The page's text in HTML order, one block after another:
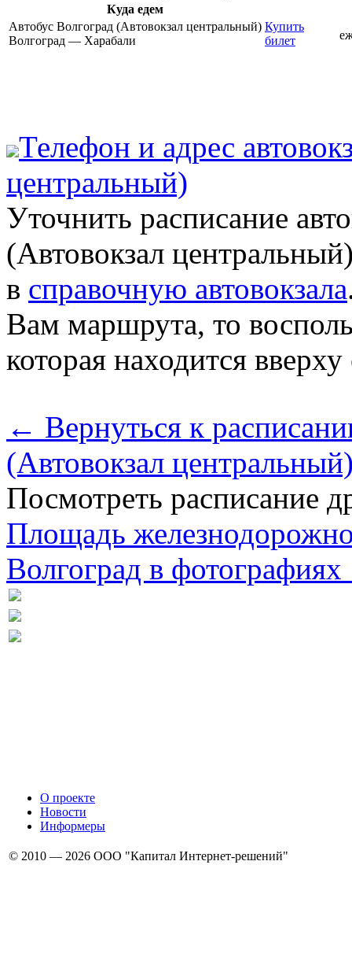
Куда едем
Автобус Волгоград (Автовокзал центральный)
Волгоград — Харабали
Купить
билет
Телефон и адрес
центральный)
Уточнить расписание
(Автовокзал
в справочную автовокзала
Вам маршрута, то
которая находится
← Вернуться к
(Автовокзал
Посмотреть расписание
Площадь
Волгоград в
О проекте
Новости
Информеры
© 2010 — 2026 ООО "Капитал Интернет-решений"